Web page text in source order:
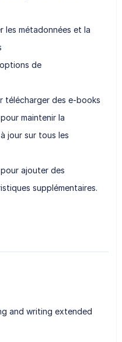
les métadonnées et la
de
télécharger des e-books
maintenir la
jour sur tous les
ajouter des
supplémentaires.
and writing extended